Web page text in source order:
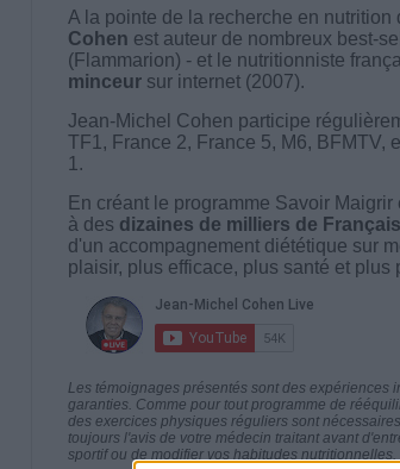
A la pointe de la recherche en nutrition
Cohen est auteur de nombreux best-
(Flammarion) - et le nutritionniste
minceursur internet (2007).
Jean-Michel Cohen participe
TF1, France 2, France 5, M6, BFMTV,
1.
En créant le programme Savoir
à des dizaines de milliers de Français
d'un accompagnement diététique sur
plaisir, plus efficace, plus santé et plus
Les témoignages présentés sont des expériences
garanties. Comme pour tout programme de
des exercices physiques réguliers sont
toujours l'avis de votre médecin traitant avant
sportif ou de modifier vos habitudes nutritionnelles.